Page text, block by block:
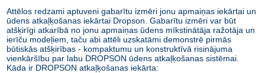
Attēlos redzami aptuveni gabarītu izmēri jonu apmaiņas iekārtai un
ūdens atkaļķošanas iekārtai Dropson. Gabarītu izmēri var būt
atšķirīgi atkarībā no jonu apmaiņas ūdens mīkstinātāja ražotāja un
ierīču modeļiem, taču abi attēli uzskatāmi demonstrē pirmās
būtiskās atšķirības - kompaktumu un konstruktīvā risinājuma
vienkāršību par labu DROPSON ūdens atkaļķošanas sistēmai.
Kāda ir DROPSON atkaļķošanas iekārta: